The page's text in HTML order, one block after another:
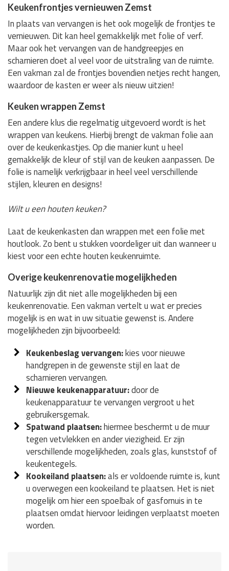
Keukenfrontjes vernieuwen Zemst
In plaats van vervangen is het ook mogelijk de frontjes te
vernieuwen. Dit kan heel gemakkelijk met folie of verf.
Maar ook het vervangen van de handgreepjes en
scharnieren doet al veel voor de uitstraling van de ruimte.
Een vakman zal de frontjes bovendien netjes recht hangen,
waardoor de kasten er weer als nieuw uitzien!
Keuken wrappen Zemst
Een andere klus die regelmatig uitgevoerd wordt is het
wrappen van keukens. Hierbij brengt de vakman folie aan
over de keukenkastjes. Op die manier kunt u heel
gemakkelijk de kleur of stijl van de keuken aanpassen. De
folie is namelijk verkrijgbaar in heel veel verschillende
stijlen, kleuren en designs!
Wilt u een houten keuken?
Laat de keukenkasten dan wrappen met een folie met
houtlook. Zo bent u stukken voordeliger uit dan wanneer u
kiest voor een echte houten keukenruimte.
Overige keukenrenovatie mogelijkheden
Natuurlijk zijn dit niet alle mogelijkheden bij een
keukenrenovatie. Een vakman vertelt u wat er precies
mogelijk is en wat in uw situatie gewenst is. Andere
mogelijkheden zijn bijvoorbeeld:
Keukenbeslag vervangen:kies voor nieuwe
handgrepen in de gewenste stijl en laat de
scharnieren vervangen.
Nieuwe keukenapparatuur:door de
keukenapparatuur te vervangen vergroot u het
gebruikersgemak.
Spatwand plaatsen:hiermee beschermt u de muur
tegen vetvlekken en ander viezigheid. Er zijn
verschillende mogelijkheden, zoals glas, kunststof of
keukentegels.
Kookeiland plaatsen:als er voldoende ruimte is, kunt
u overwegen een kookeiland te plaatsen. Het is niet
mogelijk om hier een spoelbak of gasfornuis in te
plaatsen omdat hiervoor leidingen verplaatst moeten
worden.